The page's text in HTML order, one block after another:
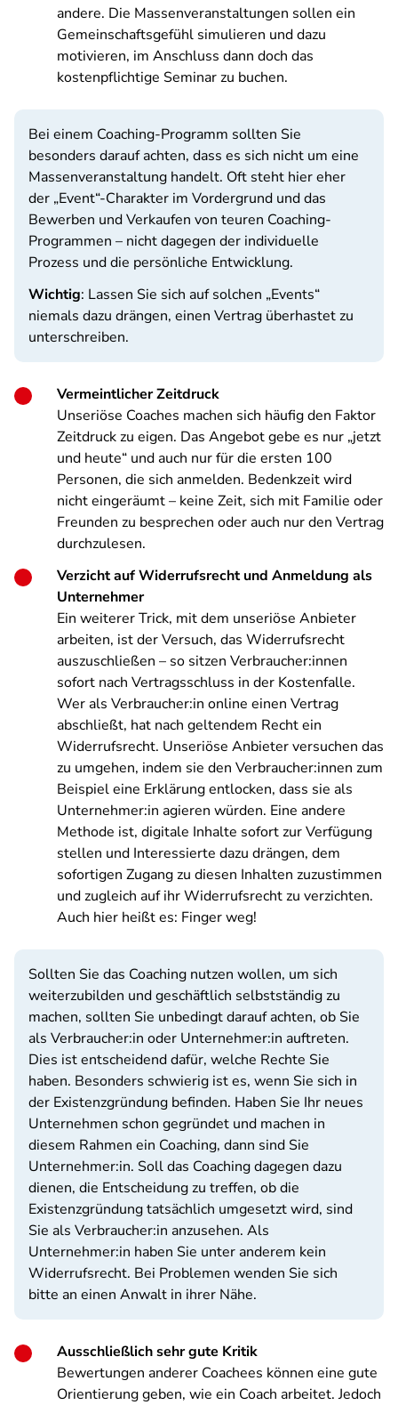
andere. Die Massenveranstaltungen sollen ein
Gemeinschaftsgefühl simulieren und dazu
motivieren, im Anschluss dann doch das
kostenpflichtige Seminar zu buchen.
Bei einem Coaching-Programm sollten Sie
besonders darauf achten, dass es sich nicht um eine
Massenveranstaltung handelt. Oft steht hier eher
der „Event“-Charakter im Vordergrund und das
Bewerben und Verkaufen von teuren Coaching-
Programmen – nicht dagegen der individuelle
Prozess und die persönliche Entwicklung.
Wichtig: Lassen Sie sich auf solchen „Events“
niemals dazu drängen, einen Vertrag überhastet zu
unterschreiben.
Vermeintlicher Zeitdruck
Unseriöse Coaches machen sich häufig den Faktor
Zeitdruck zu eigen. Das Angebot gebe es nur „jetzt
und heute“ und auch nur für die ersten 100
Personen, die sich anmelden. Bedenkzeit wird
nicht eingeräumt – keine Zeit, sich mit Familie oder
Freunden zu besprechen oder auch nur den Vertrag
durchzulesen.
Verzicht auf Widerrufsrecht und Anmeldung als
Unternehmer
Ein weiterer Trick, mit dem unseriöse Anbieter
arbeiten, ist der Versuch, das Widerrufsrecht
auszuschließen – so sitzen Verbraucher:innen
sofort nach Vertragsschluss in der Kostenfalle.
Wer als Verbraucher:in online einen Vertrag
abschließt, hat nach geltendem Recht ein
Widerrufsrecht. Unseriöse Anbieter versuchen das
zu umgehen, indem sie den Verbraucher:innen zum
Beispiel eine Erklärung entlocken, dass sie als
Unternehmer:in agieren würden. Eine andere
Methode ist, digitale Inhalte sofort zur Verfügung
stellen und Interessierte dazu drängen, dem
sofortigen Zugang zu diesen Inhalten zuzustimmen
und zugleich auf ihr Widerrufsrecht zu verzichten.
Auch hier heißt es: Finger weg!
Sollten Sie das Coaching nutzen wollen, um sich
weiterzubilden und geschäftlich selbstständig zu
machen, sollten Sie unbedingt darauf achten, ob Sie
als Verbraucher:in oder Unternehmer:in auftreten.
Dies ist entscheidend dafür, welche Rechte Sie
haben. Besonders schwierig ist es, wenn Sie sich in
der Existenzgründung befinden. Haben Sie Ihr neues
Unternehmen schon gegründet und machen in
diesem Rahmen ein Coaching, dann sind Sie
Unternehmer:in. Soll das Coaching dagegen dazu
dienen, die Entscheidung zu treffen, ob die
Existenzgründung tatsächlich umgesetzt wird, sind
Sie als Verbraucher:in anzusehen. Als
Unternehmer:in haben Sie unter anderem kein
Widerrufsrecht. Bei Problemen wenden Sie sich
bitte an einen Anwalt in ihrer Nähe.
Ausschließlich sehr gute Kritik
Bewertungen anderer Coachees können eine gute
Orientierung geben, wie ein Coach arbeitet. Jedoch